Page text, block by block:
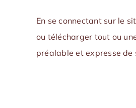
En se connectant sur le
ou télécharger tout ou
préalable et expresse de